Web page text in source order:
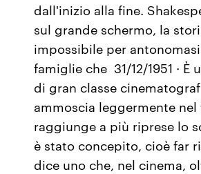
dall'inizio alla fine.
sul grande schermo, la
impossibile per
famiglie che 31/12/1951 · È
di gran classe
ammoscia leggermente nel
raggiunge a più riprese lo
è stato concepito, cioè far
dice uno che, nel cinema,